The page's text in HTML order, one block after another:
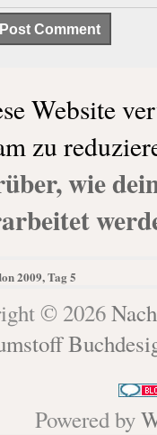
Website
zu
wie
2009, Tag 5
© 2026
Powered by